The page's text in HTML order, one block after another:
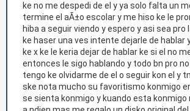
ke no me despedi de el y ya solo falta un
termine el aÃ±o escolar y me hiso ke le
hiba a seguir viendo y espero y asi sea pro
ke haser una ves intente dejarle de hablar
ke x ke le keria dejar de hablar ke si el no
entonces le sigo hablando y todo bn pro
tengo ke olvidarme de el o seguir kon el y
ske nota mucho su favoritismo konmigo
se sienta konmigo y kuando esta konmigo